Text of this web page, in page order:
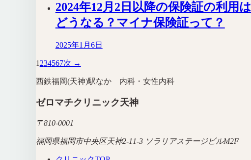
2024年12月2日以降の保険証の利用は
どうなる？マイナ保険証って？
2025年1月6日
1 234567次 →
西鉄福岡(天神)駅なか 内科・女性内科
ゼロマチクリニック天神
〒810-0001
福岡県福岡市中央区天神2-11-3 ソラリアステージビルM2F